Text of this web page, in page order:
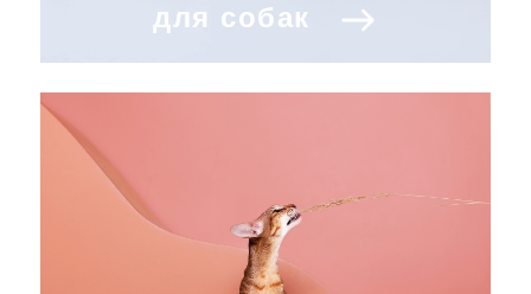
для собак